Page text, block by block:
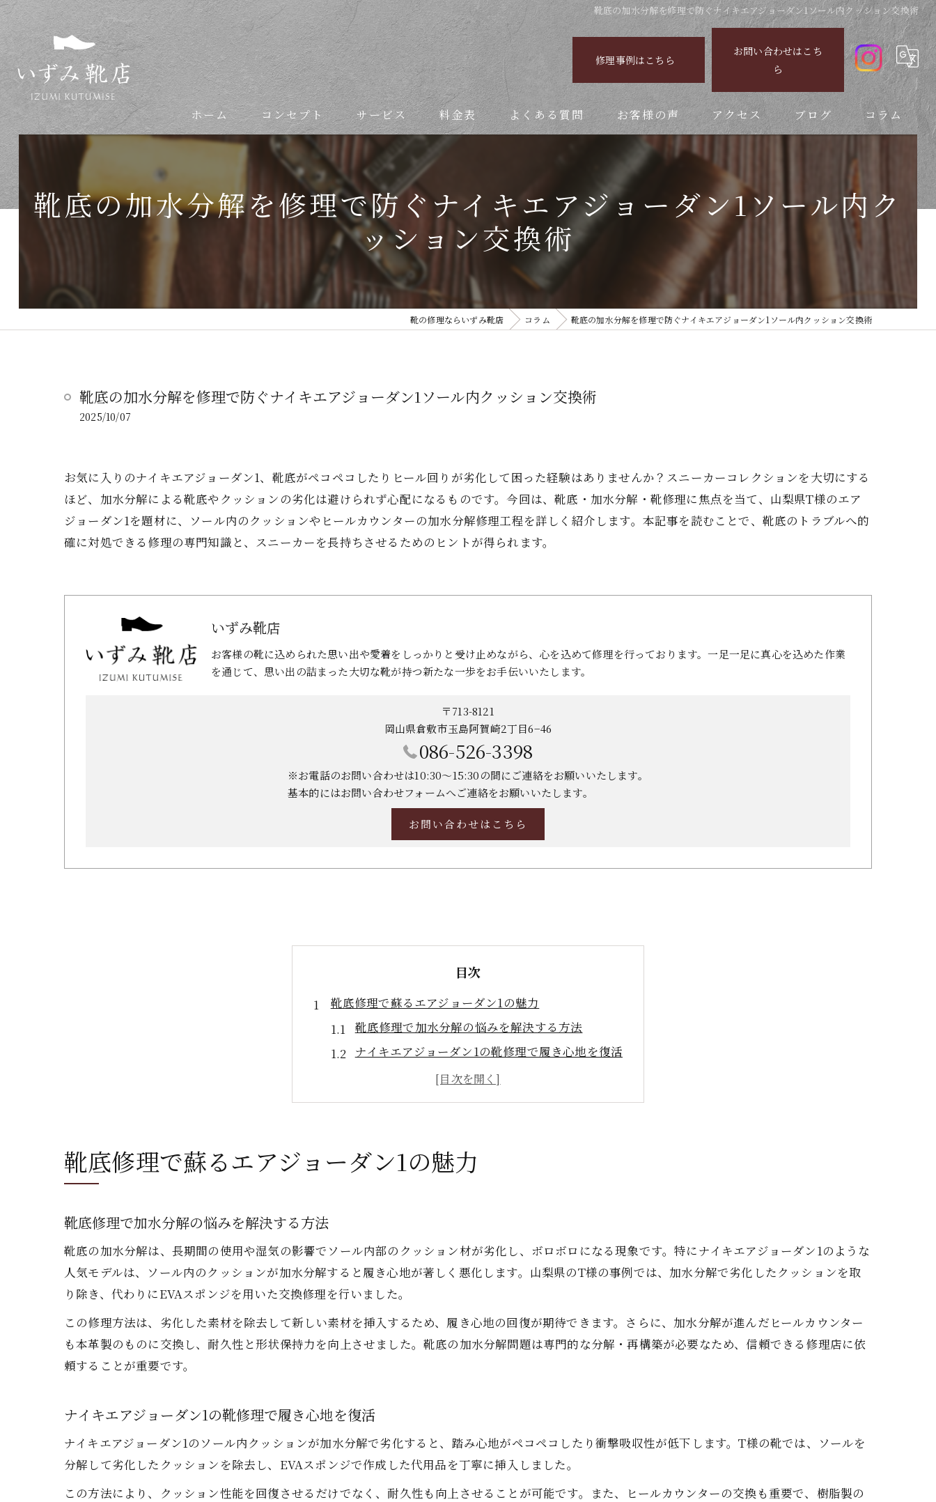
靴底の加水分解を修理で防ぐナイキエアジョーダン1ソール内クッション交換術
修理事例はこちら
お問い合わせはこち
ら
ホーム コンセプト
依頼の流れ
サービス 料金表 よくある質問 お客様の声 アクセス ブログ コラム
靴底の加水分解を修理で防ぐナイキエアジョーダン1ソール内ク
ッション交換術
靴の修理ならいずみ靴店 コラム 靴底の加水分解を修理で防ぐナイキエアジョーダン1ソール内クッション交換術
靴底の加水分解を修理で防ぐナイキエアジョーダン1ソール内クッション交換術
2025/10/07
お気に入りのナイキエアジョーダン1、靴底がペコペコしたりヒール回りが劣化して困った経験はありませんか？スニーカーコレクションを大切にする
ほど、加水分解による靴底やクッションの劣化は避けられず心配になるものです。今回は、靴底・加水分解・靴修理に焦点を当て、山梨県T様のエア
ジョーダン1を題材に、ソール内のクッションやヒールカウンターの加水分解修理工程を詳しく紹介します。本記事を読むことで、靴底のトラブルへ的
確に対処できる修理の専門知識と、スニーカーを長持ちさせるためのヒントが得られます。
いずみ靴店
お客様の靴に込められた思い出や愛着をしっかりと受け止めながら、心を込めて修理を行っております。一足一足に真心を込めた作業
を通じて、思い出の詰まった大切な靴が持つ新たな一歩をお手伝いいたします。
〒713-8121
岡山県倉敷市玉島阿賀崎2丁目6−46
086-526-3398
※お電話のお問い合わせは10:30～15:30の間にご連絡をお願いいたします。
基本的にはお問い合わせフォームへご連絡をお願いいたします。
お問い合わせはこちら
目次
靴底修理で蘇るエアジョーダン1の魅力
靴底修理で加水分解の悩みを解決する方法
ナイキエアジョーダン1の靴修理で履き心地を復活
加水分解した靴底の修理で美しさを保つコツ
靴修理で実感するエアジョーダン1の新たな魅力
加水分解に強いナイキソール修理術
加水分解から守る靴底修理の秘訣を解説
靴修理でソールの加水分解を抑えるテクニック
加水分解修理でエアジョーダン1を長持ちさせる
劣化したクッションを自分で交換する方法
靴底の加水分解を自分で修理する手順
エアジョーダン1の靴修理に必要な工具と材料
ナイキスニーカーの靴修理実践マニュアル
エアジョーダン1を長持ちさせる靴底ケアとは
靴底ケアで加水分解を防ぐ靴修理の極意
エアジョーダン1の靴底を守る加水分解対策
靴底修理で蘇るエアジョーダン1の魅力
靴底修理で加水分解の悩みを解決する方法
靴底の加水分解は、長期間の使用や湿気の影響でソール内部のクッション材が劣化し、ボロボロになる現象です。特にナイキエアジョーダン1のような
人気モデルは、ソール内のクッションが加水分解すると履き心地が著しく悪化します。山梨県のT様の事例では、加水分解で劣化したクッションを取
り除き、代わりにEVAスポンジを用いた交換修理を行いました。
この修理方法は、劣化した素材を除去して新しい素材を挿入するため、履き心地の回復が期待できます。さらに、加水分解が進んだヒールカウンター
も本革製のものに交換し、耐久性と形状保持力を向上させました。靴底の加水分解問題は専門的な分解・再構築が必要なため、信頼できる修理店に依
頼することが重要です。
ナイキエアジョーダン1の靴修理で履き心地を復活
ナイキエアジョーダン1のソール内クッションが加水分解で劣化すると、踏み心地がペコペコしたり衝撃吸収性が低下します。T様の靴では、ソールを
分解して劣化したクッションを除去し、EVAスポンジで作成した代用品を丁寧に挿入しました。
この方法により、クッション性能を回復させるだけでなく、耐久性も向上させることが可能です。また、ヒールカウンターの交換も重要で、樹脂製の